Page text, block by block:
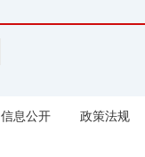
信息公开
政策法规